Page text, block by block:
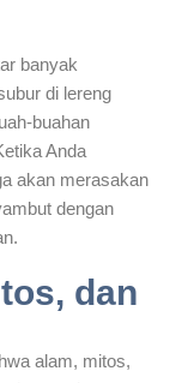
banyak
di lereng
buahan
Anda
akan merasakan
dengan
dan
alam, mitos,